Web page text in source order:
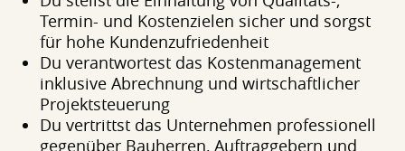
Termin- und Kostenzielen sicher und sorgst
für hohe Kundenzufriedenheit
Du verantwortest das Kostenmanagement
inklusive Abrechnung und wirtschaftlicher
Projektsteuerung
Du vertrittst das Unternehmen professionell
gegenüber Bauherren, Auftraggebern und